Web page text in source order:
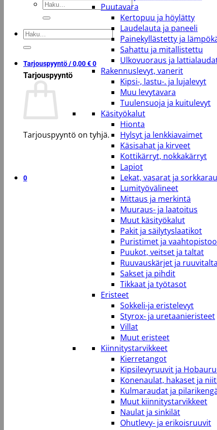
Etsi:
Etsi:
Tarjouspyyntö /0,00€0
Tarjouspyyntö
Tarjouspyyntö on tyhjä.
0
Puutavara
Kertopuu ja höylätty
Laudelauta ja paneeli
Painekyllästetty ja
Sahattu ja mitallistettu
Ulkovuoraus ja
Rakennuslevyt, vanerit
Kipsi-, lastu-. ja lujalevyt
Muu levytavara
Tuulensuoja ja kuitulevyt
Käsityökalut
Hionta
Hylsyt ja lenkkiavaimet
Käsisahat ja kirveet
Kottikärryt, nokkakärryt
Lapiot
Lekat, vasarat ja
Lumityövälineet
Mittaus ja merkintä
Muuraus- ja laatoitus
Muut käsityökalut
Pakit ja säilytyslaatikot
Puristimet ja
Puukot, veitset ja taltat
Ruuvauskärjet ja
Sakset ja pihdit
Tikkaat ja työtasot
Eristeet
Sokkeli-ja eristelevyt
Styrox- ja uretaanieristeet
Villat
Muut eristeet
Kiinnitystarvikkeet
Kierretangot
Kipsilevyruuvit ja
Konenaulat, hakaset ja
Kulmaraudat ja
Muut kiinnitystarvikkeet
Naulat ja sinkilät
Ohutlevy- ja erikoisruuvit